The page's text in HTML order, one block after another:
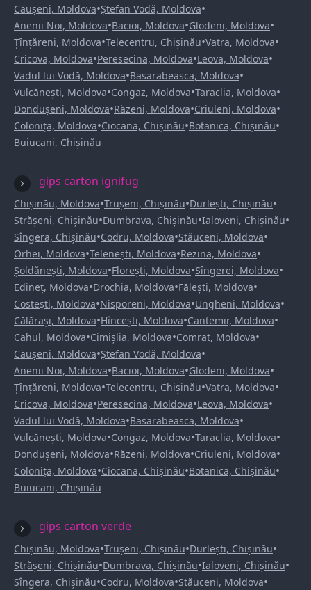
Căușeni, Moldova•Ștefan Vodă, Moldova•
Anenii Noi, Moldova•Bacioi, Moldova•Glodeni, Moldova•
Țînțăreni, Moldova•Telecentru, Chișinău•Vatra, Moldova•
Cricova, Moldova•Peresecina, Moldova•Leova, Moldova•
Vadul lui Vodă, Moldova•Basarabeasca, Moldova•
Vulcănești, Moldova•Congaz, Moldova•Taraclia, Moldova•
Dondușeni, Moldova•Răzeni, Moldova•Criuleni, Moldova•
Colonița, Moldova•Ciocana, Chișinău•Botanica, Chișinău•
Buiucani, Chișinău
gips carton ignifug
Chișinău, Moldova•Trușeni, Chișinău•Durlești, Chișinău•
Strășeni, Chișinău•Dumbrava, Chișinău•Ialoveni, Chișinău•
Sîngera, Chișinău•Codru, Moldova•Stăuceni, Moldova•
Orhei, Moldova•Telenești, Moldova•Rezina, Moldova•
Șoldănești, Moldova•Florești, Moldova•Sîngerei, Moldova•
Edineț, Moldova•Drochia, Moldova•Fălești, Moldova•
Costești, Moldova•Nisporeni, Moldova•Ungheni, Moldova•
Călărași, Moldova•Hîncești, Moldova•Cantemir, Moldova•
Cahul, Moldova•Cimișlia, Moldova•Comrat, Moldova•
Căușeni, Moldova•Ștefan Vodă, Moldova•
Anenii Noi, Moldova•Bacioi, Moldova•Glodeni, Moldova•
Țînțăreni, Moldova•Telecentru, Chișinău•Vatra, Moldova•
Cricova, Moldova•Peresecina, Moldova•Leova, Moldova•
Vadul lui Vodă, Moldova•Basarabeasca, Moldova•
Vulcănești, Moldova•Congaz, Moldova•Taraclia, Moldova•
Dondușeni, Moldova•Răzeni, Moldova•Criuleni, Moldova•
Colonița, Moldova•Ciocana, Chișinău•Botanica, Chișinău•
Buiucani, Chișinău
gips carton verde
Chișinău, Moldova•Trușeni, Chișinău•Durlești, Chișinău•
Strășeni, Chișinău•Dumbrava, Chișinău•Ialoveni, Chișinău•
Sîngera, Chișinău•Codru, Moldova•Stăuceni, Moldova•